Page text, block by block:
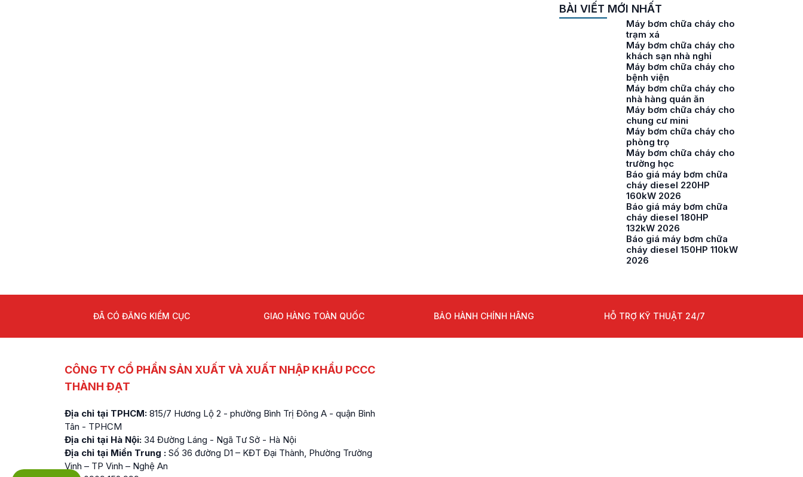
BÀI VIẾT MỚI NHẤT
Máy bơm chữa cháy cho
trạm xá
Máy bơm chữa cháy cho
khách sạn nhà nghỉ
Máy bơm chữa cháy cho
bệnh viện
Máy bơm chữa cháy cho
nhà hàng quán ăn
Máy bơm chữa cháy cho
chung cư mini
Máy bơm chữa cháy cho
phòng trọ
Máy bơm chữa cháy cho
trường học
Báo giá máy bơm chữa
cháy diesel 220HP
160kW 2026
Báo giá máy bơm chữa
cháy diesel 180HP
132kW 2026
Báo giá máy bơm chữa
cháy diesel 150HP 110kW
2026
ĐÃ CÓ ĐĂNG KIỂM CỤC GIAO HÀNG TOÀN QUỐC BẢO HÀNH CHÍNH HÃNG HỖ TRỢ KỸ THUẬT 24/7
CÔNG TY CỔ PHẦN SẢN XUẤT VÀ XUẤT NHẬP KHẨU PCCC
THÀNH ĐẠT
Địa chỉ tại TPHCM: 815/7 Hương Lộ 2 - phường Bình Trị Đông A - quận Bình
Tân - TPHCM
Địa chỉ tại Hà Nội: 34 Đường Láng - Ngã Tư Sở - Hà Nội
Địa chỉ tại Miền Trung : Số 36 đường D1 – KĐT Đại Thành, Phường Trường
Vinh – TP Vinh – Nghệ An